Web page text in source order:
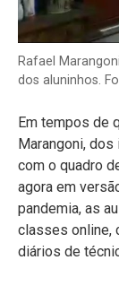
Rafael
dos aluninhos.
Em tempos de
Marangoni, dos
com o quadro
agora em
pandemia, as
classes online,
diários de